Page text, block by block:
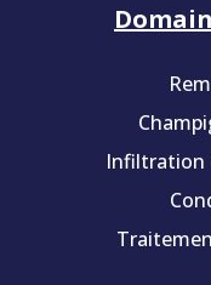
Infiltration